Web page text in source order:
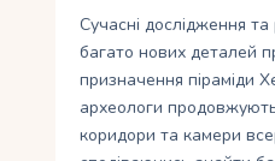
Сучасні дослідження
багато нових деталей
призначення піраміди
археологи
коридори та камери